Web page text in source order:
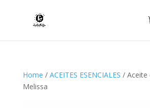
Home / ACEITES ESENCIALES / Aceite
Melissa